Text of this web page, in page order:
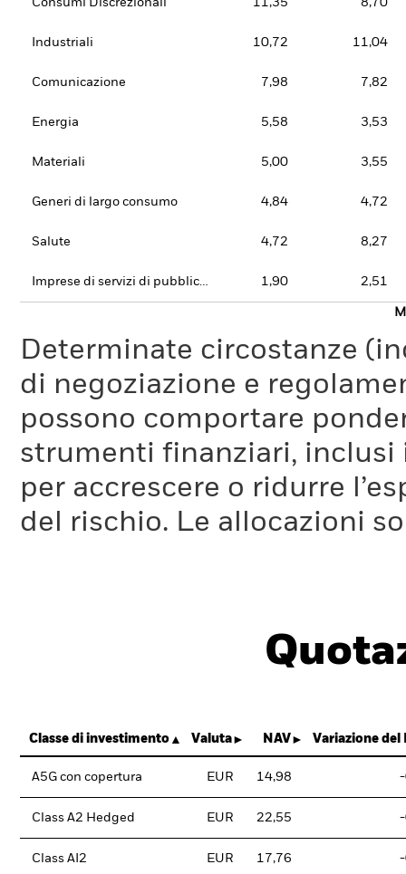
Consumi Discrezionali 11,35 8,70
Industriali 10,72 11,04
Comunicazione 7,98 7,82
Energia 5,58 3,53
Materiali 5,00 3,55
Generi di largo consumo 4,84 4,72
Salute 4,72 8,27
Imprese di servizi di pubblica utilità 1,90 2,51
Determinate circostanze
di negoziazione e
possono comportare
strumenti finanziari, inclusi
per accrescere o ridurre
del rischio. Le allocazioni
Classe di investimento Valuta NAV Variazione del
A5G con copertura EUR 14,98
Class A2 Hedged EUR 22,55
Class AI2 EUR 17,76